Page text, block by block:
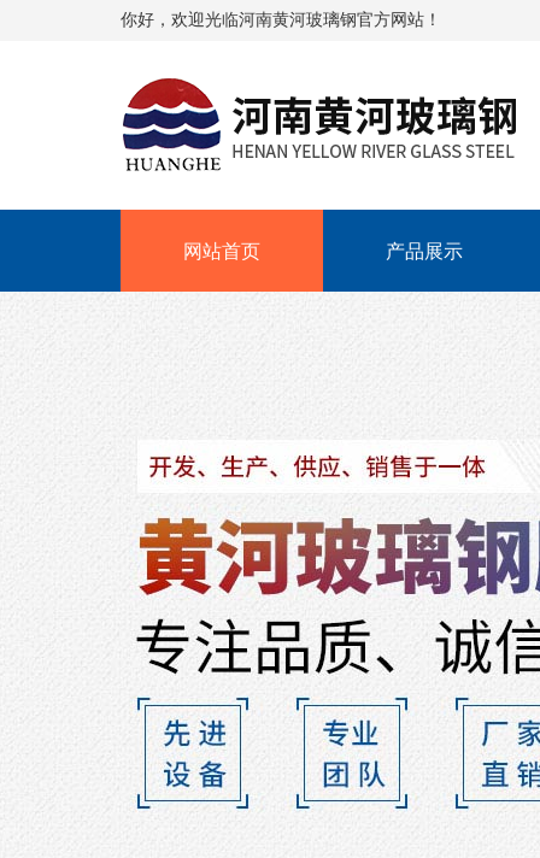
你好，欢迎光临河南黄河玻璃钢官方网站！
网站首页 产品展示